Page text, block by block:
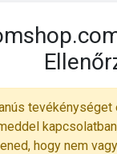
hogy nem